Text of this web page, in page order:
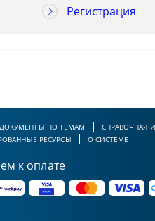
Регистрация
ДОКУМЕНТЫ ПО ТЕМАМ
СПРАВОЧНАЯ
РЕСУРСЫ
О СИСТЕМЕ
к оплате